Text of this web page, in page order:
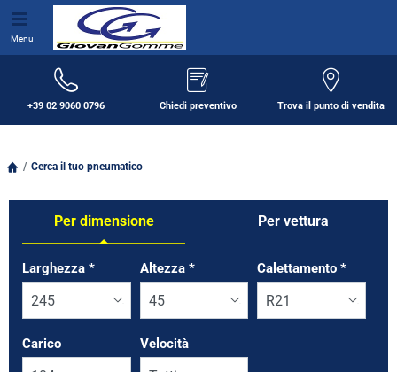
Menu
+39 02 9060 0796 Chiedi preventivo Trova il punto di vendita
Cerca il tuo pneumatico
Per dimensione Per vettura
Tab updated: Per dimensione
Larghezza * Altezza * Calettamento*
Carico Velocità